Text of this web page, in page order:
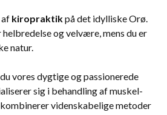
af kiropraktikpå det idylliske Orø.
og velvære, mens du er
natur.
vores dygtige og passionerede
sig i behandling af muskel-
videnskabelige metoder